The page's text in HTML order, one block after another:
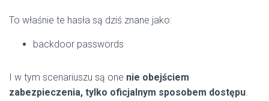
To właśnie te hasła są dziś znane jako:
backdoor passwords
I w tym scenariuszu są one nie obejściem
zabezpieczenia, tylko oficjalnym sposobem dostępu.